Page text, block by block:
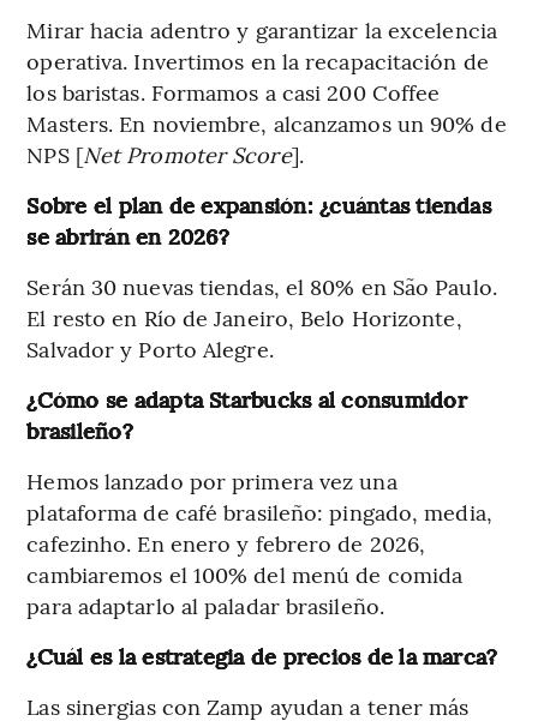
Mirar hacia adentro y garantizar la excelencia
operativa. Invertimos en la recapacitación de
los baristas. Formamos a casi 200 Coffee
Masters. En noviembre, alcanzamos un 90% de
NPS [Net Promoter Score].
Sobre el plan de expansión: ¿cuántas tiendas
se abrirán en 2026?
Serán 30 nuevas tiendas, el 80% en São Paulo.
El resto en Río de Janeiro, Belo Horizonte,
Salvador y Porto Alegre.
¿Cómo se adapta Starbucks al consumidor
brasileño?
Hemos lanzado por primera vez una
plataforma de café brasileño: pingado, media,
cafezinho. En enero y febrero de 2026,
cambiaremos el 100% del menú de comida
para adaptarlo al paladar brasileño.
¿Cuál es la estrategia de precios de la marca?
Las sinergias con Zamp ayudan a tener más